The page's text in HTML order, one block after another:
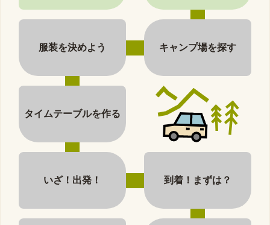
服装を決めよう キャンプ場を探す
タイムテーブルを作る
いざ！出発！ 到着！まずは？